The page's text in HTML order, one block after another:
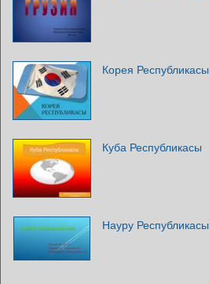
Корея Республикасы
Куба Республикасы
Науру Республикасы